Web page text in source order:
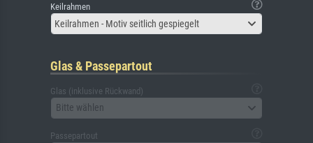
Keilrahmen
Keilrahmen - Motiv seitlich gespiegelt
Glas & Passepartout
Glas (inklusive Rückwand)
Bitte wählen
Passepartout